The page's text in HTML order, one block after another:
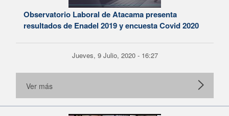
Observatorio Laboral de Atacama presenta
resultados de Enadel 2019 y encuesta Covid 2020
Jueves, 9 Julio, 2020 - 16:27
Ver más